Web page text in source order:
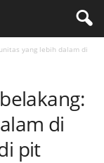
yang lebih dalam di
di
pit